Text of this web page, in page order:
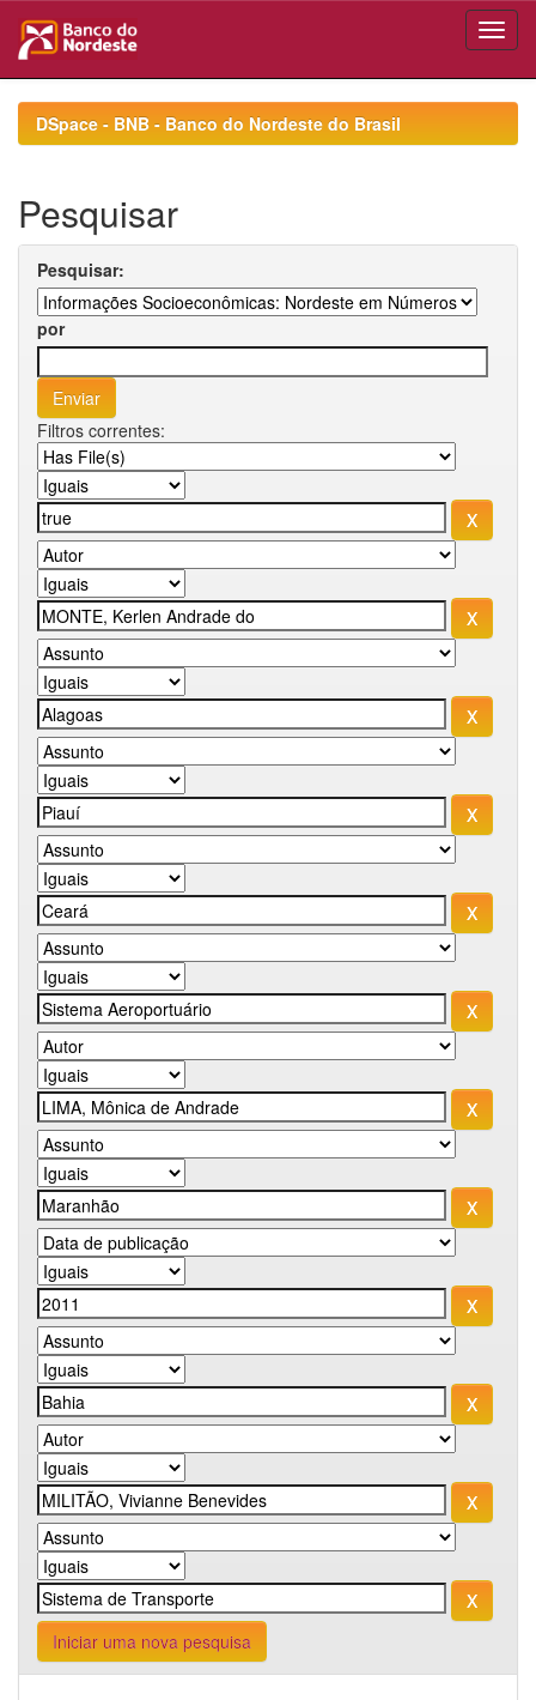
navigationDSpace - BNB - Banco do Nordeste do Brasil
Pesquisar
Pesquisar:
por
Filtros correntes:
Iniciar uma nova pesquisa